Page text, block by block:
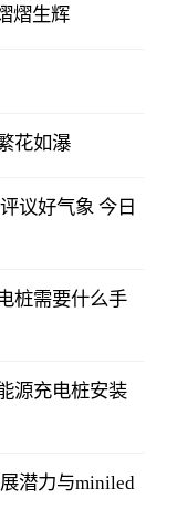
熠生辉
花如瀑
议好气象 今日
桩需要什么手
源充电桩安装
潜力与miniled